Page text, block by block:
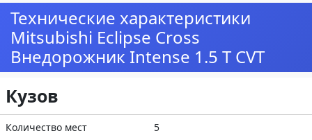
Технические характеристики
Mitsubishi Eclipse Cross
Внедорожник Intense 1.5 T CVT
Кузов
Количество мест 5